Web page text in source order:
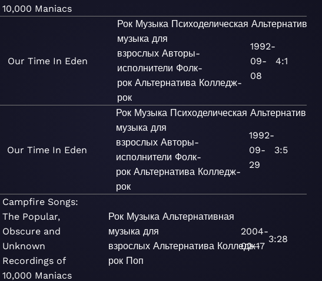
10,000 Maniacs
Our Time In Eden
Рок Музыка Психоделическая Альтернативная
музыка для
взрослых Авторы-
исполнители Фолк-
рок Альтернатива Колледж-
рок
1992-
09-
08
4:1
Our Time In Eden
Рок Музыка Психоделическая Альтернативная
музыка для
взрослых Авторы-
исполнители Фолк-
рок Альтернатива Колледж-
рок
1992-
09-
29
3:5
Campfire Songs:
The Popular,
Obscure and
Unknown
Recordings of
10,000 Maniacs
Рок Музыка Альтернативная
музыка для
взрослых Альтернатива Колледж-
рок Поп
2004-
02-17
3:28